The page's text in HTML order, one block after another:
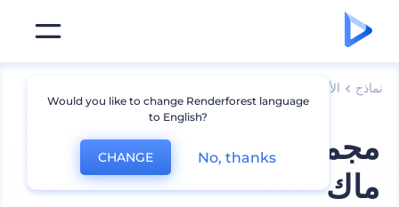
نماذج الأجهزة
مجموعة نماذج شاشة آي
ماك
Would you like to change Renderforest language
to English?
CHANGE No, thanks